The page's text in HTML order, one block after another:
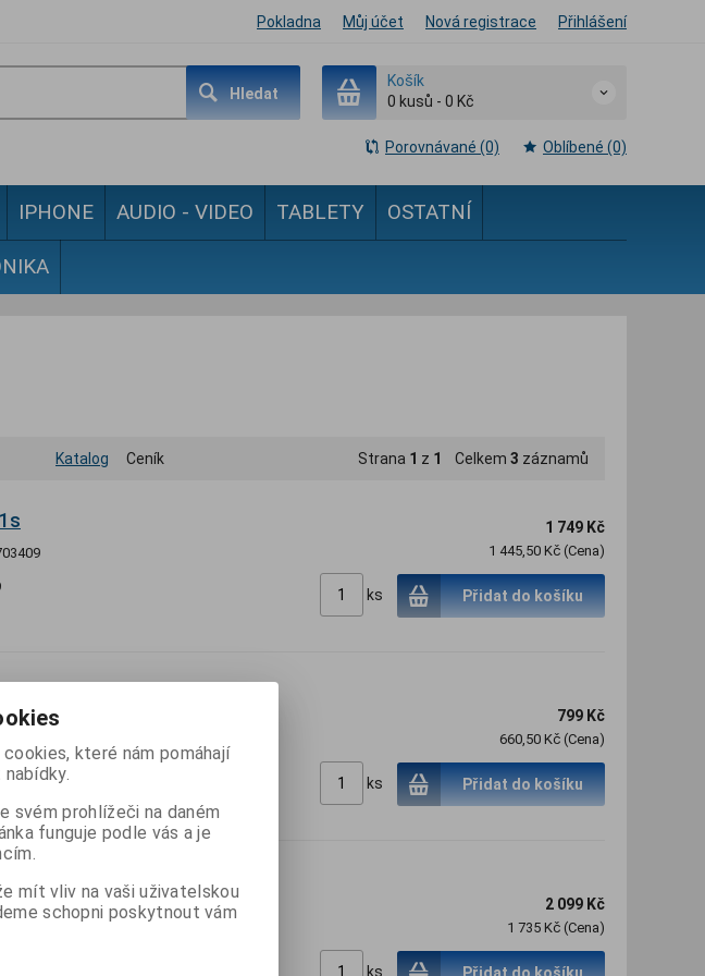
Pokladna Můj účet Nová registrace Přihlášení
Hledat
Košík
0 kusů - 0 Kč
Porovnávané (0) Oblíbené (0)
IPHONE AUDIO - VIDEO TABLETY OSTATNÍ
Katalog Ceník Strana 1 z 1 Celkem 3 záznamů
1 749 Kč
1 445,50 Kč (Cena)
ks Přidat do košíku
799 Kč
660,50 Kč (Cena)
ks Přidat do košíku
Plus 2 099 Kč
1 735 Kč (Cena)
ks
které nám pomáhají
svém prohlížeči na daném
funguje podle vás a je
mít vliv na vaši uživatelskou
schopni poskytnout vám